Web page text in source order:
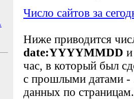
Число сайтов за
Ниже приводится
date:YYYYMMDD
час, в который был
с прошлыми датами -
данных по страницам.